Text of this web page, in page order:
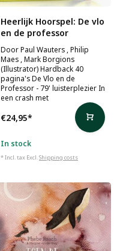
Heerlijk Hoorspel: De vlo
en de professor
Door Paul Wauters , Philip
Maes , Mark Borgions
(Illustrator) Hardback 40
pagina's De Vlo en de
Professor - 79' luisterplezier In
een crash met
€24,95*
In stock
* Incl. tax Excl.Shipping costs